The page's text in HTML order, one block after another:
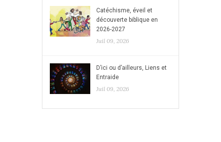
Catéchisme, éveil et
découverte biblique en
2026-2027
Juil 09, 2026
D’ici ou d’ailleurs, Liens et
Entraide
Juil 09, 2026